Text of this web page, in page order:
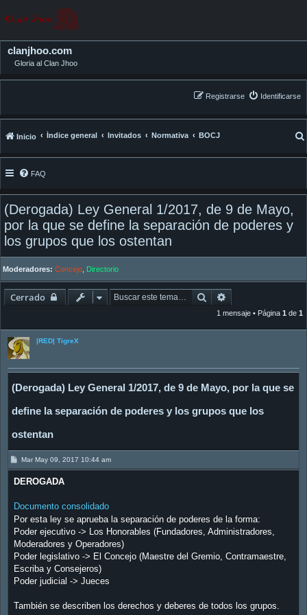
clanjhoo.com
Gloria al Clan Jhoo
Identificarse
Registrarse
Inicio Índice general Invitados Normativa BOCJ
FAQ
(Derogada) Ley General 1/2017, de 9 de Mayo,
por la que se define la separación de poderes y
los grupos que los ostentan
Moderadores: Concejo Directorio
Cerrado Buscar
1 mensaje • Página 1 de 1
|RED| TigreX
(Derogada) Ley General 1/2017, de 9 de Mayo, por la que se
define la separación de poderes y los grupos que los
ostentan
M
s
e
Mar May 09, 2017 10:44 am
DEROGADA
Documento consolidado
Por esta ley se aprueba la separación de poderes de la forma:
Poder ejecutivo -> Los Honorables (Fundadores, Administradores,
Moderadores y Operadores)
Poder legislativo -> El Concejo (Maestre del Gremio, Contramaestre,
Escriba y Consejeros)
Poder judicial -> Jueces
También se describen los derechos y deberes de todos los grupos.